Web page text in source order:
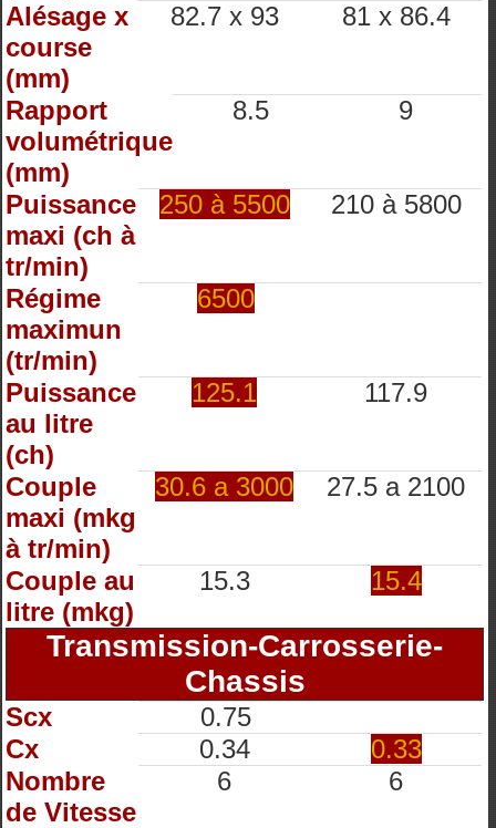
Alésage x
course
(mm)
82.7 x 93 81 x 86.4
Rapport
volumétrique
(mm)
8.5 9
Puissance
maxi (ch à
tr/min)
250 à 5500 210 à 5800
Régime
maximun
(tr/min)
6500
Puissance
au litre
(ch)
125.1 117.9
Couple
maxi (mkg
à tr/min)
30.6 a 3000 27.5 a 2100
Couple au
litre (mkg)
15.3 15.4
Transmission-Carrosserie-
Chassis
Scx
0.75
Cx
0.34
0.33
Nombre
de Vitesse
6 6